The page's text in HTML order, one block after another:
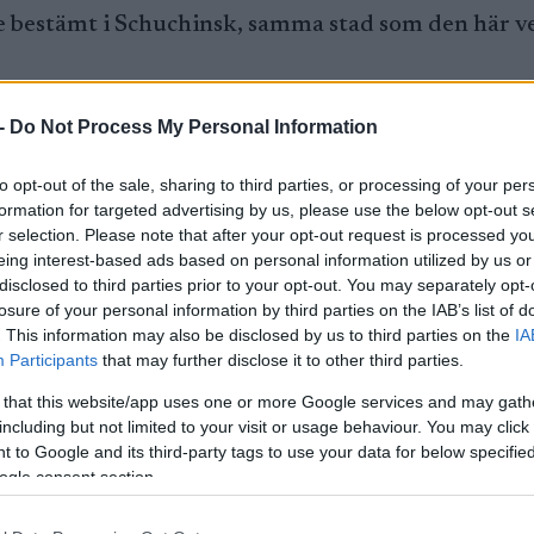
Do Not Process My Personal Information
opt-out of the sale, sharing to third parties, or processing of your
for targeted advertising by us, please use the below opt-out
selection. Please note that after your opt-out request is processed
interest-based ads based on personal information utilized by us
to third parties prior to your opt-out. You may separately
of your personal information by third parties on the IAB’s list of
This information may also be disclosed by us to third parties on the
Participants that may further disclose it to other third parties.
that this website/app uses one or more Google services and may
but not limited to your visit or usage behaviour. You may
to Google and its third-party tags to use your data for below
consent section.
i Schuchinsk, samma stad som den här
40 000 invånare. Naturen runt staden är
skidstjärnan med fyra VM-guld och ett OS-
för skidskyttet ganska stort. Men
och började satsa tre år senare. Det var
var en del i det sovjetiska landslaget.
med självständigheten, säger
till Sundsvall 1991.
för junior-VM i skidskytte. Den här veckan är
på samma arena.